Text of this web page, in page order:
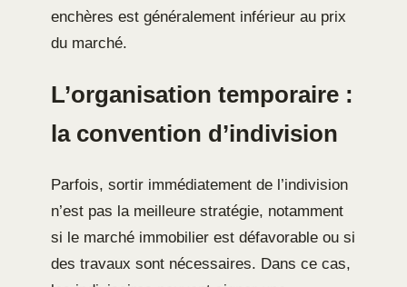
enchères est généralement inférieur au prix
du marché.
L’organisation temporaire :
la convention d’indivision
Parfois, sortir immédiatement de l’indivision
n’est pas la meilleure stratégie, notamment
si le marché immobilier est défavorable ou si
des travaux sont nécessaires. Dans ce cas,